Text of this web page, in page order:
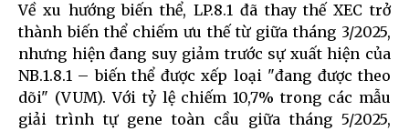
Về xu hướng biến thể, LP.8.1 đã thay thế XEC trở
thành biến thể chiếm ưu thế từ giữa tháng 3/2025,
nhưng hiện đang suy giảm trước sự xuất hiện của
NB.1.8.1 – biến thể được xếp loại "đang được theo
dõi" (VUM). Với tỷ lệ chiếm 10,7% trong các mẫu
giải trình tự gene toàn cầu giữa tháng 5/2025,